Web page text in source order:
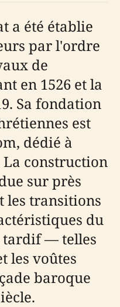
a été établie
par l'ordre
de
en 1526 et la
Sa fondation
est
dédié à
La construction
sur près
les transitions
du
tardif — telles
les voûtes
baroque